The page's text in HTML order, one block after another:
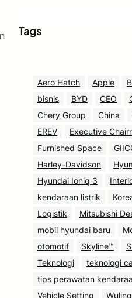
Tags
Aero Hatch Apple
bisnis
BYD CEO
Chery Group
China
EREV
Executive
Furnished Space
Harley-Davidson
Hyundai Ioniq 3
kendaraan listrik
Logistik
Mitsubishi
mobil hyundai baru
otomotif
Skyline™
Teknologi
teknologi
tips perawatan
Vehicle Setting
Wuling